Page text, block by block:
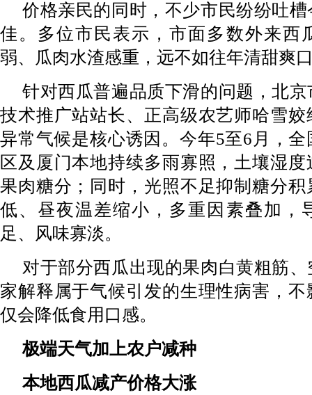
价格亲民的同时，不少市民纷纷吐
佳。多位市民表示，市面多数外来西
弱、瓜肉水渣感重，远不如往年清甜爽
针对西瓜普遍品质下滑的问题，北
技术推广站站长、正高级农艺师哈雪
异常气候是核心诱因。今年5至6月，
区及厦门本地持续多雨寡照，土壤湿
果肉糖分；同时，光照不足抑制糖分
低、昼夜温差缩小，多重因素叠加，
足、风味寡淡。
对于部分西瓜出现的果肉白黄粗筋
家解释属于气候引发的生理性病害，
仅会降低食用口感。
极端天气加上农户减种
本地西瓜减产价格大涨